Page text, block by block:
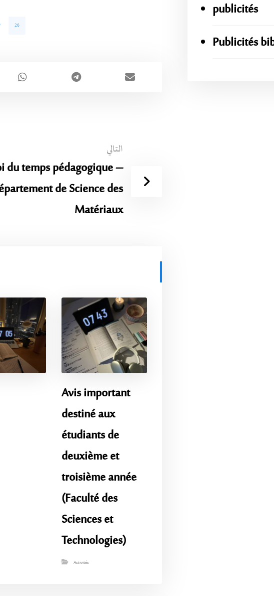
26
التالي
du temps pédagogique –
de Science des
Matériaux
Avis important
destiné aux
étudiants de
deuxième et
troisième année
(Faculté des
Sciences et
Technologies)
Activités
publicités
Publicités